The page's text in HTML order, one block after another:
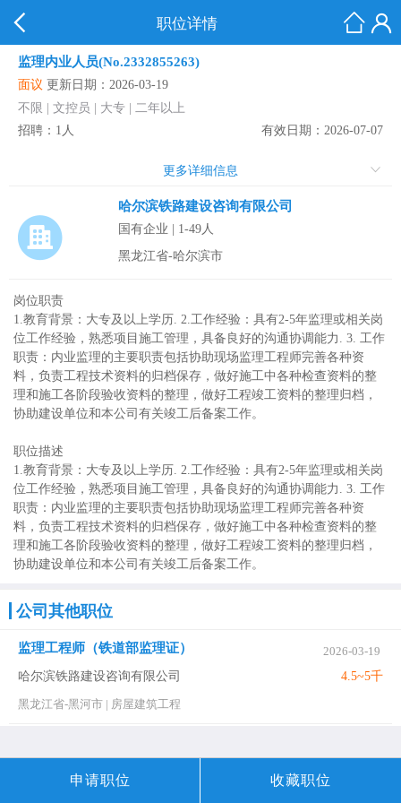
职位详情
申请职位 收藏职位
监理内业人员(No.2332855263)
面议 更新日期：2026-03-19
不限 | 文控员 | 大专 | 二年以上
招聘：1人
有效日期：2026-07-07
更多详细信息
哈尔滨铁路建设咨询有限公司
国有企业 | 1-49人
黑龙江省-哈尔滨市
岗位职责
1.教育背景：大专及以上学历. 2.工作经验：具有2-5年监理或相关岗
位工作经验，熟悉项目施工管理，具备良好的沟通协调能力. 3. 工作
职责：内业监理的主要职责包括协助现场监理工程师完善各种资
料，负责工程技术资料的归档保存，做好施工中各种检查资料的整
理和施工各阶段验收资料的整理，做好工程竣工资料的整理归档，
协助建设单位和本公司有关竣工后备案工作。
职位描述
1.教育背景：大专及以上学历. 2.工作经验：具有2-5年监理或相关岗
位工作经验，熟悉项目施工管理，具备良好的沟通协调能力. 3. 工作
职责：内业监理的主要职责包括协助现场监理工程师完善各种资
料，负责工程技术资料的归档保存，做好施工中各种检查资料的整
理和施工各阶段验收资料的整理，做好工程竣工资料的整理归档，
协助建设单位和本公司有关竣工后备案工作。
公司其他职位
监理工程师（铁道部监理证）
2026-03-19
哈尔滨铁路建设咨询有限公司
4.5~5千
黑龙江省-黑河市 | 房屋建筑工程